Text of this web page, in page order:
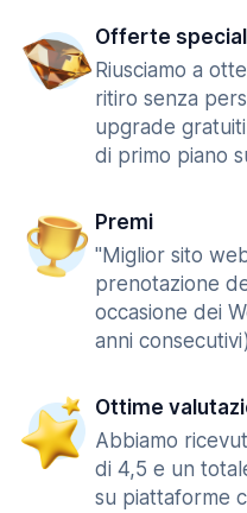
Offerte
Riusciamo a
ritiro senza
upgrade
di primo piano
Premi
"Miglior sito
prenotazione
occasione dei
anni
Ottime
Abbiamo
di 4,5 e un
su piattaforme